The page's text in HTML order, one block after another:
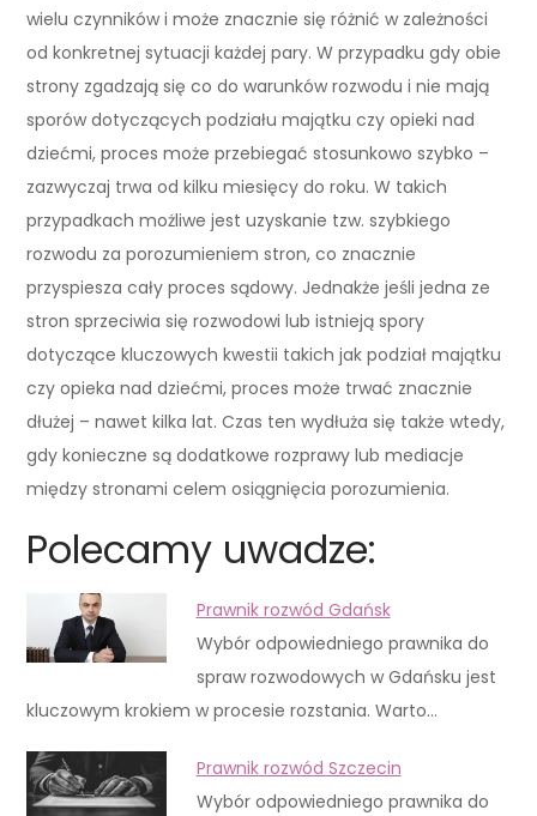
wielu czynników i może znacznie się różnić w zależności
od konkretnej sytuacji każdej pary. W przypadku gdy obie
strony zgadzają się co do warunków rozwodu i nie mają
sporów dotyczących podziału majątku czy opieki nad
dziećmi, proces może przebiegać stosunkowo szybko –
zazwyczaj trwa od kilku miesięcy do roku. W takich
przypadkach możliwe jest uzyskanie tzw. szybkiego
rozwodu za porozumieniem stron, co znacznie
przyspiesza cały proces sądowy. Jednakże jeśli jedna ze
stron sprzeciwia się rozwodowi lub istnieją spory
dotyczące kluczowych kwestii takich jak podział majątku
czy opieka nad dziećmi, proces może trwać znacznie
dłużej – nawet kilka lat. Czas ten wydłuża się także wtedy,
gdy konieczne są dodatkowe rozprawy lub mediacje
między stronami celem osiągnięcia porozumienia.
Polecamy uwadze:
Prawnik rozwód Gdańsk
Wybór odpowiedniego prawnika do
spraw rozwodowych w Gdańsku jest
kluczowym krokiem w procesie rozstania. Warto…
Prawnik rozwód Szczecin
Wybór odpowiedniego prawnika do